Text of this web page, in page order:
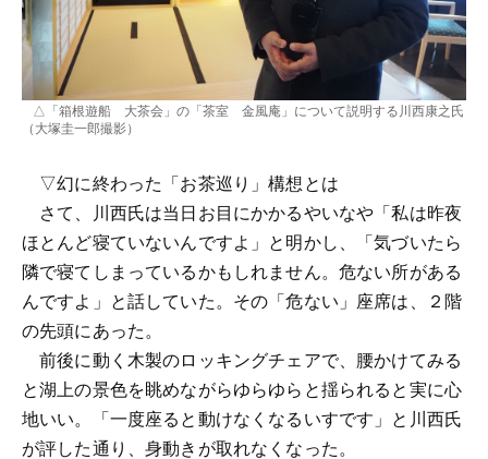
△「箱根遊船 大茶会」の「茶室 金風庵」について説明する川西康之氏
（大塚圭一郎撮影）
▽幻に終わった「お茶巡り」構想とは
さて、川西氏は当日お目にかかるやいなや「私は昨夜
ほとんど寝ていないんですよ」と明かし、「気づいたら
隣で寝てしまっているかもしれません。危ない所がある
んですよ」と話していた。その「危ない」座席は、２階
の先頭にあった。
前後に動く木製のロッキングチェアで、腰かけてみる
と湖上の景色を眺めながらゆらゆらと揺られると実に心
地いい。「一度座ると動けなくなるいすです」と川西氏
が評した通り、身動きが取れなくなった。